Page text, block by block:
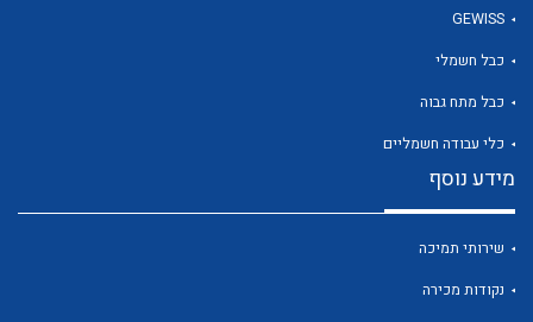
GEWISS
כבל חשמלי
כבל מתח גבוה
כלי עבודה חשמליים
מידע נוסף
שירותי תמיכה
נקודות מכירה